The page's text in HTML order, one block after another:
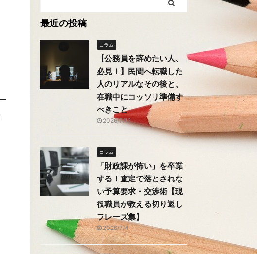
最近の投稿
コラム
【公務員を辞めたい人、
必見！】民間へ転職した
人のリアルなその後と、
在職中にコッソリ準備す
べきこと
2026/7/12
コラム
「財政課が怖い」を卒業
する！査定で落とされな
い予算要求・交渉術【現
役職員が教える切り返し
フレーズ集】
2026/7/4